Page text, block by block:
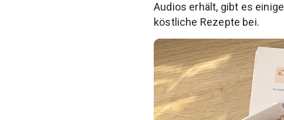
Audios erhält, gibt es
köstliche Rezepte bei.